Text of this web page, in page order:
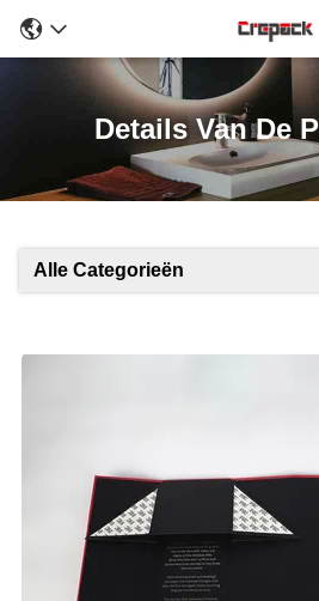
Details Van De
Alle Categorieën